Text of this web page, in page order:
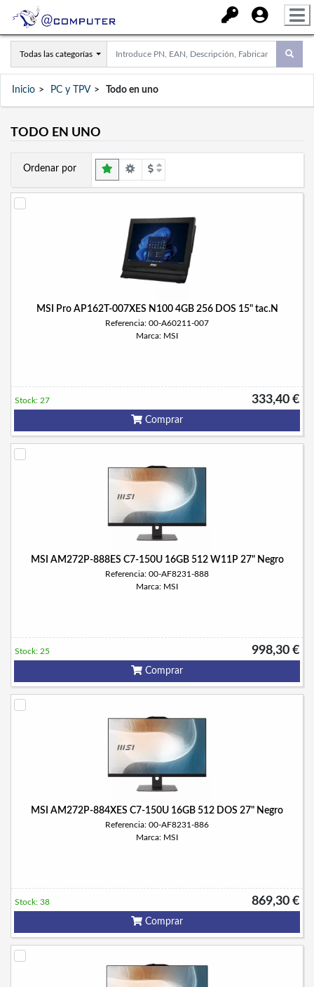
Todas las categorías
Inicio PC y TPV Todo en uno
TODO EN UNO
Ordenar por
MSI Pro AP162T-007XES N100 4GB 256 DOS 15" tac.N
Referencia: 00-A60211-007
Marca: MSI
333,40 €
Stock: 27
Comprar
MSI AM272P-888ES C7-150U 16GB 512 W11P 27" Negro
Referencia: 00-AF8231-888
Marca: MSI
998,30 €
Stock: 25
Comprar
MSI AM272P-884XES C7-150U 16GB 512 DOS 27" Negro
Referencia: 00-AF8231-886
Marca: MSI
869,30 €
Stock: 38
Comprar